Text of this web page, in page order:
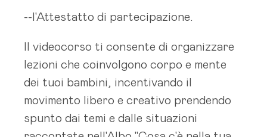
--l'Attestatto di partecipazione.
Il videocorso ti consente di organizzare
lezioni che coinvolgono corpo e mente
dei tuoi bambini, incentivando il
movimento libero e creativo prendendo
spunto dai temi e dalle situazioni